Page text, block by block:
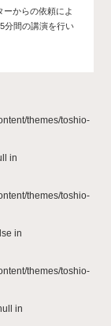
ーからの依頼によ
分間の講演を行い
themes/toshio-
in
themes/toshio-
in
themes/toshio-
in